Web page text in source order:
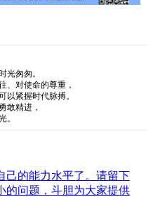
光匆匆。
、对使命的尊重，
以紧握时代脉搏。
敢精进，
。
己的能力水平了。请留下
的问题，斗胆为大家提供